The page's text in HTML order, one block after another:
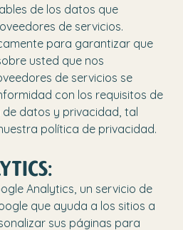
de los datos que
de servicios.
para garantizar que
usted que nos
de servicios se
con los requisitos de
datos y privacidad, tal
política de privacidad.
Analytics, un servicio de
que ayuda a los sitios a
sus páginas para